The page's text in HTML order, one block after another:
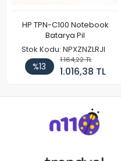
HP TPN-C100 Notebook
Batarya Pil
Stok Kodu: NPXZNZLRJI
%13
1.164,22 TL
1.016,38 TL